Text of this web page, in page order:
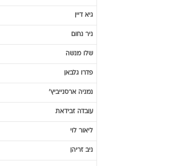
גיא דיין
ניר נחום
שלו מנשה
פדרו גלבאן
נמניה ארסנייביץ'
עובדה זבידאת
ליאור לוי
ניב זריהן